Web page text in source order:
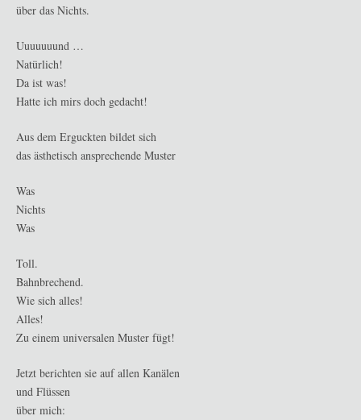
über das Nichts.
Uuuuuuund …
Natürlich!
Da ist was!
Hatte ich mirs doch gedacht!
Aus dem Erguckten bildet sich
das ästhetisch ansprechende Muster
Was
Nichts
Was
Toll.
Bahnbrechend.
Wie sich alles!
Alles!
Zu einem universalen Muster fügt!
Jetzt berichten sie auf allen Kanälen
und Flüssen
über mich: